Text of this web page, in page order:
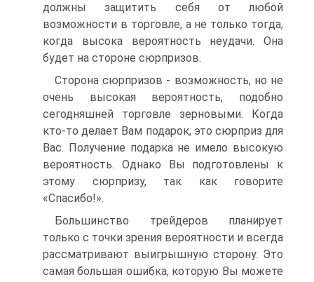
должны защитить себя от любой
возможности в торговле, а не только тогда,
когда высока вероятность неудачи. Она
будет на стороне сюрпризов.
Сторона сюрпризов - возможность, но не
очень высокая вероятность, подобно
сегодняшней торговле зерновыми. Когда
кто-то делает Вам подарок, это сюрприз для
Вас. Получение подарка не имело высокую
вероятность. Однако Вы подготовлены к
этому сюрпризу, так как говорите
«Спасибо!».
Большинство трейдеров планирует
только с точки зрения вероятности и всегда
рассматривают выигрышную сторону. Это
самая большая ошибка, которую Вы можете